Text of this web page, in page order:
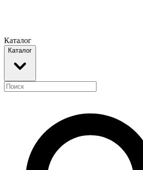
Каталог
Каталог